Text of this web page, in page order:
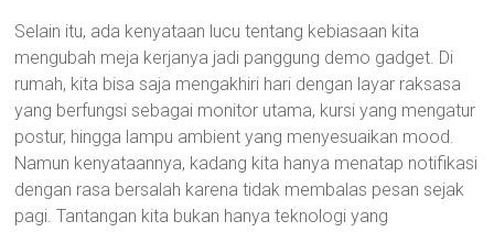
Selain itu, ada kenyataan lucu tentang kebiasaan kita
mengubah meja kerjanya jadi panggung demo gadget. Di
rumah, kita bisa saja mengakhiri hari dengan layar raksasa
yang berfungsi sebagai monitor utama, kursi yang mengatur
postur, hingga lampu ambient yang menyesuaikan mood.
Namun kenyataannya, kadang kita hanya menatap notifikasi
dengan rasa bersalah karena tidak membalas pesan sejak
pagi. Tantangan kita bukan hanya teknologi yang